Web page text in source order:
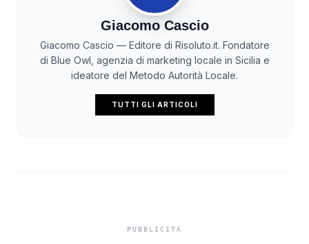
Giacomo Cascio
Giacomo Cascio — Editore di Risoluto.it. Fondatore
di Blue Owl, agenzia di marketing locale in Sicilia e
ideatore del Metodo Autorità Locale.
TUTTI GLI ARTICOLI